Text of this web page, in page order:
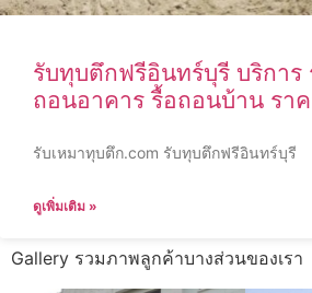
รับทุบตึกฟรีอินทร์บุรี บริการ
ถอนอาคาร รื้อถอนบ้าน รา
รับเหมาทุบตึก.com รับทุบตึกฟรีอินทร์บุรี
ดูเพิ่มเติม »
Gallery รวมภาพลูกค้าบางส่วนของเรา